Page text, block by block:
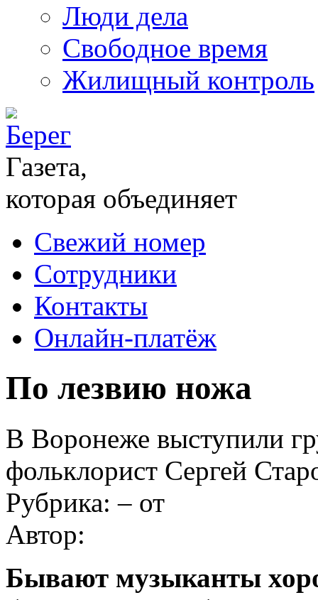
Люди дела
Свободное время
Жилищный контроль
Газета,
которая объединяет
Свежий номер
Сотрудники
Контакты
Онлайн-платёж
По лезвию ножа
В Воронеже выступили
фольклорист Сергей
Рубрика:– от
Автор:
Бывают музыканты